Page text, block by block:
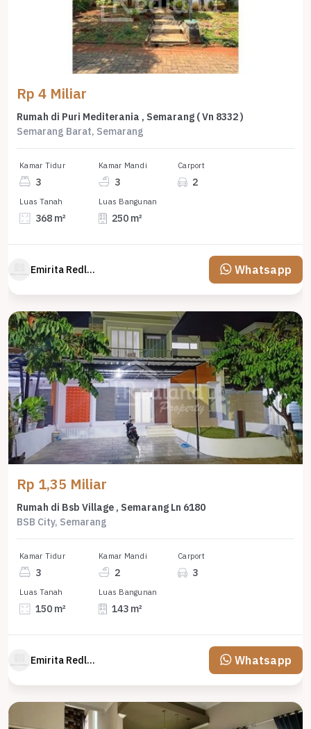
Rp 4 Miliar
Rumah di Puri Mediterania , Semarang ( Vn 8332 )
Semarang Barat, Semarang
Kamar Tidur
3
Kamar Mandi
3
Carport
2
Luas Tanah
368 m²
Luas Bangunan
250 m²
Emirita Redland Whatsapp
Rp 1,35 Miliar
Rumah di Bsb Village , Semarang Ln 6180
BSB City, Semarang
Kamar Tidur
3
Kamar Mandi
2
Carport
3
Luas Tanah
150 m²
Luas Bangunan
143 m²
Emirita Redland Whatsapp